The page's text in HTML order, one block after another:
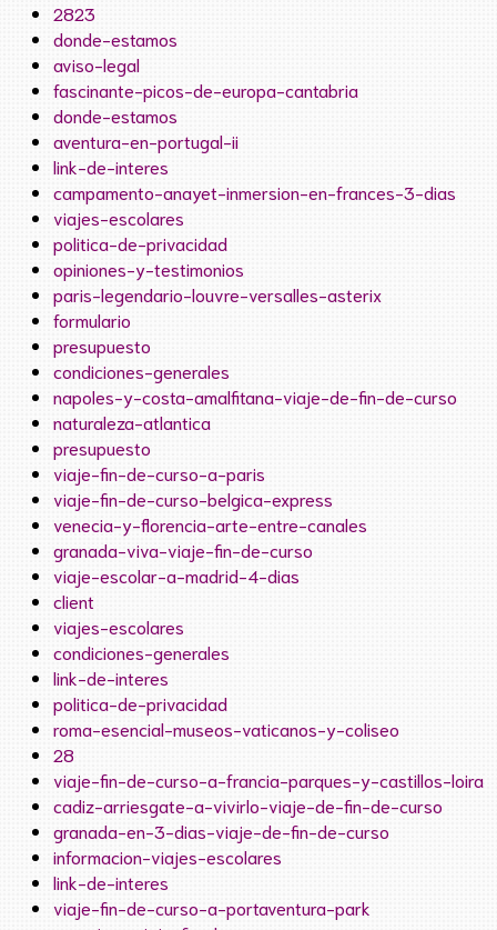
2823
donde-estamos
aviso-legal
fascinante-picos-de-europa-cantabria
donde-estamos
aventura-en-portugal-ii
link-de-interes
campamento-anayet-inmersion-en-frances-3-dias
viajes-escolares
politica-de-privacidad
opiniones-y-testimonios
paris-legendario-louvre-versalles-asterix
formulario
presupuesto
condiciones-generales
napoles-y-costa-amalfitana-viaje-de-fin-de-curso
naturaleza-atlantica
presupuesto
viaje-fin-de-curso-a-paris
viaje-fin-de-curso-belgica-express
venecia-y-florencia-arte-entre-canales
granada-viva-viaje-fin-de-curso
viaje-escolar-a-madrid-4-dias
client
viajes-escolares
condiciones-generales
link-de-interes
politica-de-privacidad
roma-esencial-museos-vaticanos-y-coliseo
28
viaje-fin-de-curso-a-francia-parques-y-castillos-loira
cadiz-arriesgate-a-vivirlo-viaje-de-fin-de-curso
granada-en-3-dias-viaje-de-fin-de-curso
informacion-viajes-escolares
link-de-interes
viaje-fin-de-curso-a-portaventura-park